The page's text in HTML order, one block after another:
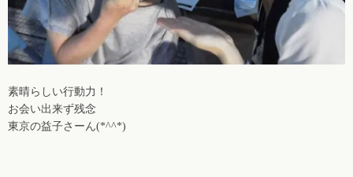
素晴らしい行動力！
お会い出来ず残念
東京の益子さーん(*^^*)